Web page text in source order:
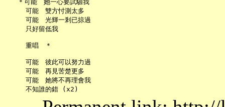
   ＊可能　她一心要試驗我
     可能　雙方忖測太多
     可能　光輝一剎已掠過
     只好留低我
     重唱　＊
     可能　彼此可以努力過
     可能　再見苦楚更多
     可能　她將不再理會我